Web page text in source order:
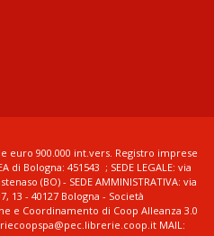
euro 900.000 int.vers. Registro imprese
di Bologna: 451543 ; SEDE LEGALE: via
(BO) - SEDE AMMINISTRATIVA: via
13 - 40127 Bologna - Società
e Coordinamento di Coop Alleanza 3.0
MAIL: